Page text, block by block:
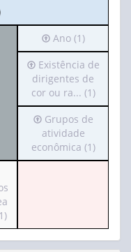
Irá
para
o
cabeçalho
(possui
apenas
1
valor):
Ano
Ano (1)
Irá
para
cabeçalho
(possui
apenas
valor):
de
Existência de
dirigentes de
cor ou ra... (1)
Irá
para
o
cabeçalho
Grupos
Grupos de
atividade
econômica (1)